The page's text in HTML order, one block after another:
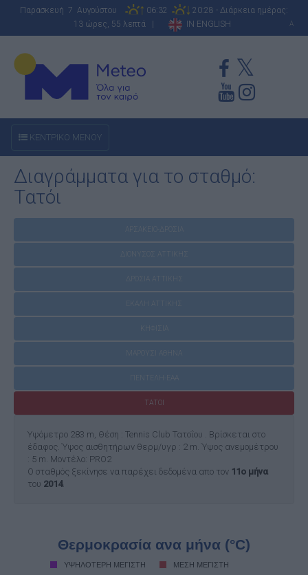
Παρασκευή 7 Αυγούστου 06:32
20:28 - Διάρκεια ημέρας:
13 ώρες, 55 λεπτά |
IN ENGLISH A
ΚΕΝΤΡΙΚΟ ΜΕΝΟΥ
Διαγράμματα για το σταθμό:
Τατόι
ΑΡΣΑΚΕΙΟ-ΔΡΟΣΙΑ
ΔΙΟΝΥΣΟΣ ΑΤΤΙΚΗΣ
ΔΡΟΣΙΑ ΑΤΤΙΚΗΣ
ΕΚΑΛΗ ΑΤΤΙΚΗΣ
ΚΗΦΙΣΙΑ
ΜΑΡΟΥΣΙ ΑΘΗΝΑ
ΠΕΝΤΕΛΗ-ΕΑΑ
ΤΑΤΟΙ
Υψόμετρο 283 m, Θέση : Tennis Club Τατοΐου . Βρίσκεται στο
έδαφος. Ύψος αισθητήρων θερμ/υγρ : 2 m. Ύψος ανεμομέτρου
: 5 m. Μοντέλο: PRO2
O σταθμός ξεκίνησε να παρέχει δεδομένα απο τον 11ο μήνα
του 2014.
Θερμοκρασία ανα μήνα (°C)
ΥΨΗΛΟΤΕΡΗ ΜΕΓΙΣΤΗ
ΜΕΣΗ ΜΕΓΙΣΤΗ